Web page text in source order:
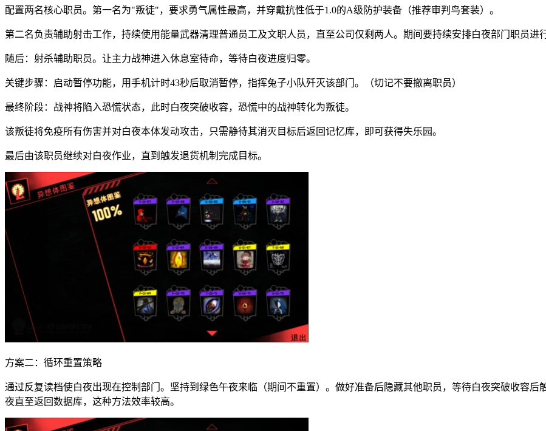
配置两名核心职员。第一名为"叛徒"，要求勇气属性最高，并穿戴抗性低于1.0的A级防护装备（推荐审判鸟套装）。
第二名负责辅助射击工作，持续使用能量武器清理普通员工及文职人员，直至公司仅剩两人。期间要持续安排白夜部门职员进
随后：射杀辅助职员。让主力战神进入休息室待命，等待白夜进度归零。
关键步骤：启动暂停功能，用手机计时43秒后取消暂停，指挥兔子小队歼灭该部门。（切记不要撤离职员）
最终阶段：战神将陷入恐慌状态，此时白夜突破收容，恐慌中的战神转化为叛徒。
该叛徒将免疫所有伤害并对白夜本体发动攻击，只需静待其消灭目标后返回记忆库，即可获得失乐园。
最后由该职员继续对白夜作业，直到触发退货机制完成目标。
方案二：循环重置策略
通过反复读档使白夜出现在控制部门。坚持到绿色午夜来临（期间不重置）。做好准备后隐藏其他职员，等待白夜突破收容
夜直至返回数据库，这种方法效率较高。